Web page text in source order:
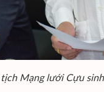
tịch Mạng lưới Cựu